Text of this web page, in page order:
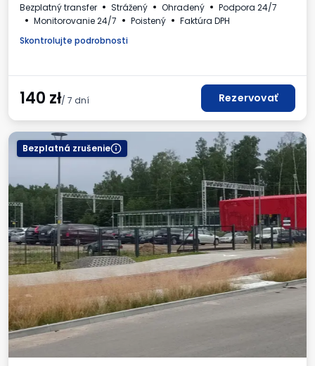
Bezplatný transfer Strážený Ohradený
Podpora 24/7
Monitorovanie 24/7
Poistený
Faktúra DPH
Skontrolujte podrobnosti
140 zł/ 7 dní Rezervovať
Bezplatná zrušenie